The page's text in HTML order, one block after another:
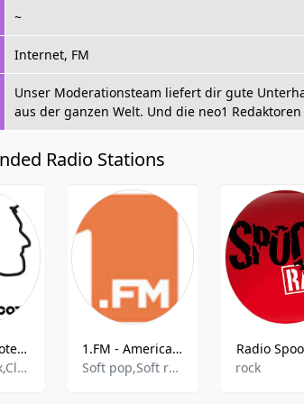
~
Internet, FM
Unser Moderationsteam liefert dir gute
aus der ganzen Welt. Und die neo1
Radio Stations
Radio Morcote International
Classic Rock,Classic Oldies
1.FM - America's Best Ballads Radio - Zug, Switzerland
Soft pop,Soft rock
Radio
rock